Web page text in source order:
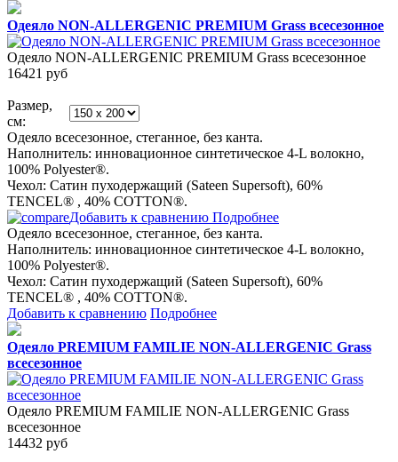
Одеяло NON-ALLERGENIC PREMIUM Grass всесезонное
Одеяло NON-ALLERGENIC PREMIUM Grass всесезонное
16421 руб
Размер,
см:
Одеяло всесезонное, стеганное, без канта.
Наполнитель: инновационное синтетическое 4-L волокно,
100% Polyester®.
Чехол: Сатин пуходержащий (Sateen Supersoft), 60%
TENCEL® , 40% COTТON®.
Добавить к сравнению Подробнее
Одеяло всесезонное, стеганное, без канта.
Наполнитель: инновационное синтетическое 4-L волокно,
100% Polyester®.
Чехол: Сатин пуходержащий (Sateen Supersoft), 60%
TENCEL® , 40% COTТON®.
Добавить к сравнению Подробнее
Одеяло PREMIUM FAMILIE NON-ALLERGENIC Grass
всесезонное
Одеяло PREMIUM FAMILIE NON-ALLERGENIC Grass
всесезонное
14432 руб